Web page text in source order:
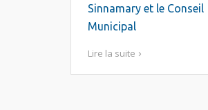
Sinnamary et le Conseil
Municipal
Lire la suite